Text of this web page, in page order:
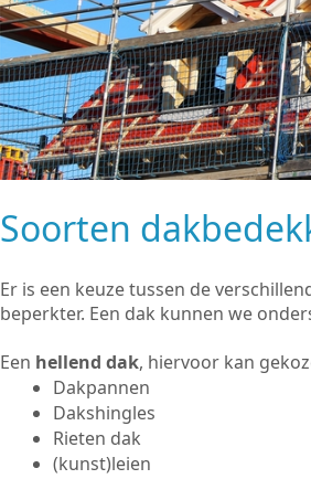
Soorten
Er is een keuze tussen de
beperkter. Een dak kunnen we
Een hellend dak, hiervoor kan
Dakpannen
Dakshingles
Rieten dak
(kunst)leien